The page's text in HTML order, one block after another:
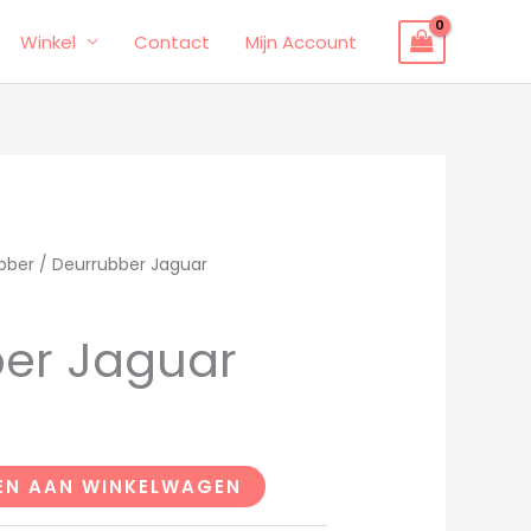
Winkel Contact Mijn Account
/ Deurrubber Jaguar
Jaguar
AAN WINKELWAGEN